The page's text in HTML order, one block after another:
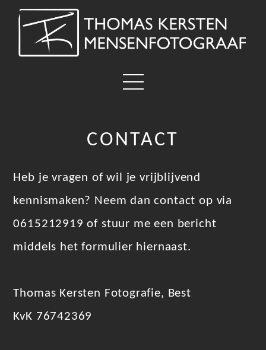
CONTACT
Heb je vragen of wil je vrijblijvend
kennismaken? Neem dan contact op via
0615212919 of stuur me een bericht
middels het formulier hiernaast.
Thomas Kersten Fotografie, Best
KvK 76742369